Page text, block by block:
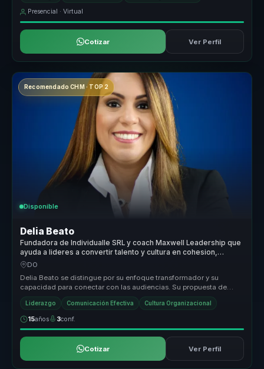
Presencial · Virtual
Cotizar Ver Perfil
Recomendado CHM · TOP 2
Disponible
Delia Beato
Fundadora de Individualle SRL y coach Maxwell Leadership que
ayuda a lideres a convertir talento y cultura en cohesion,
liderazgo y pertenencia.
DO
Delia Beato se distingue por su enfoque transformador y su
capacidad para conectar con las audiencias. Su propuesta de
valor radica en su...
Liderazgo Comunicación Efectiva Cultura Organizacional
15años 3conf.
Cotizar Ver Perfil